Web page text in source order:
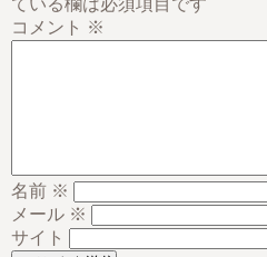
ている欄は必須項目です
コメント ※
名前 ※
メール ※
サイト